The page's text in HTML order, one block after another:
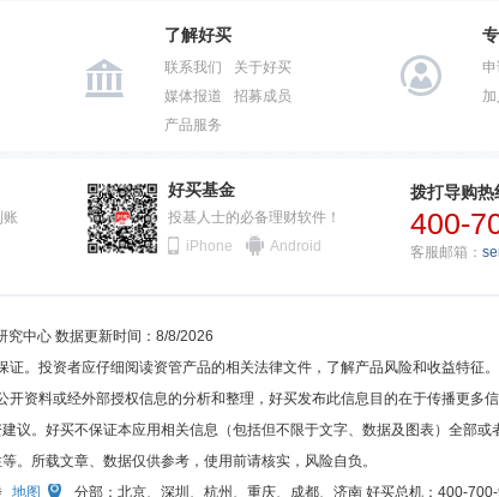
了解好买
联系我们
关于好买
媒体报道
招募成员
产品服务
账
好买基金
投基人士的必备理财软件！
iPhone
Android
拨打导购热
400-
客服邮箱：
究中心 数据更新时间：8/8/2026
。投资者应仔细阅读资管产品的相关法律文件，了解产品风险和收益特征
资料或经外部授权信息的分析和整理，好买发布此信息目的在于传播更多
议。好买不保证本应用相关信息（包括但不限于文字、数据及图表）全部或
。所载文章、数据仅供参考，使用前请核实，风险自负。
地图 分部：北京、深圳、杭州、重庆、成都、济南 好买总机：400-